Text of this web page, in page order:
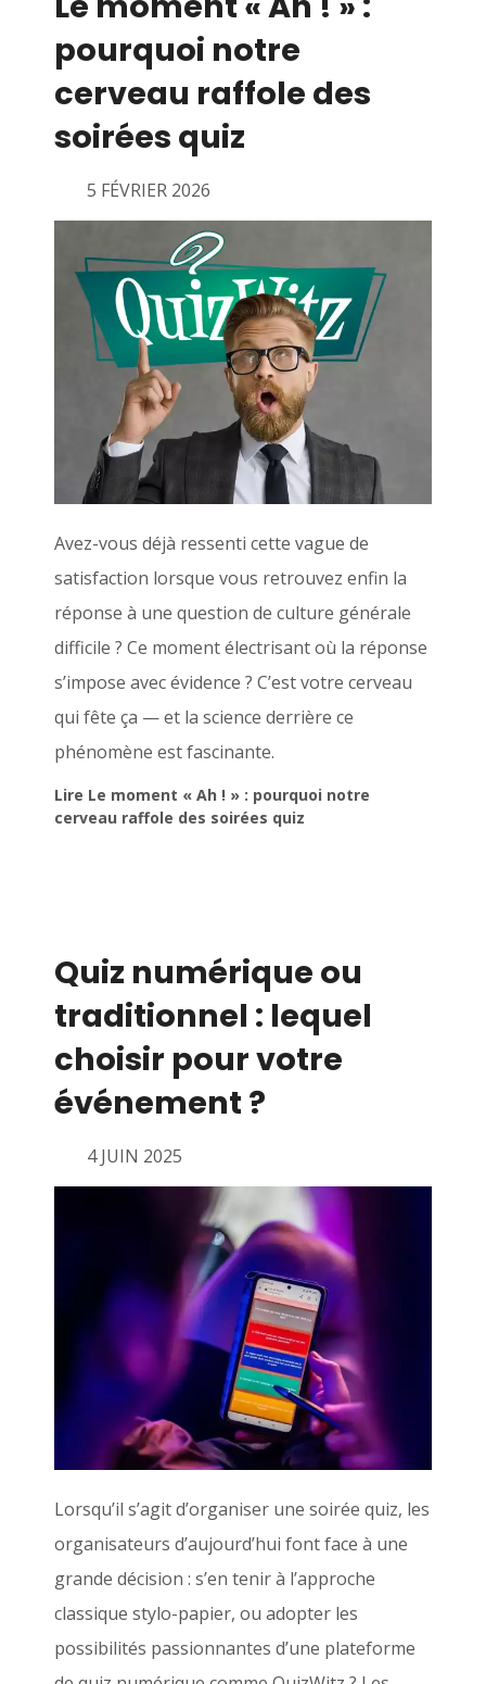
pourquoi notre
cerveau raffole des
soirées quiz
5 FÉVRIER 2026
Avez-vous déjà ressenti cette vague de
satisfaction lorsque vous retrouvez enfin la
réponse à une question de culture générale
difficile ? Ce moment électrisant où la réponse
s’impose avec évidence ? C’est votre cerveau
qui fête ça — et la science derrière ce
phénomène est fascinante.
Lire Le moment « Ah ! » : pourquoi notre
cerveau raffole des soirées quiz
Quiz numérique ou
traditionnel : lequel
choisir pour votre
événement ?
4 JUIN 2025
Lorsqu’il s’agit d’organiser une soirée quiz, les
organisateurs d’aujourd’hui font face à une
grande décision : s’en tenir à l’approche
classique stylo-papier, ou adopter les
possibilités passionnantes d’une plateforme